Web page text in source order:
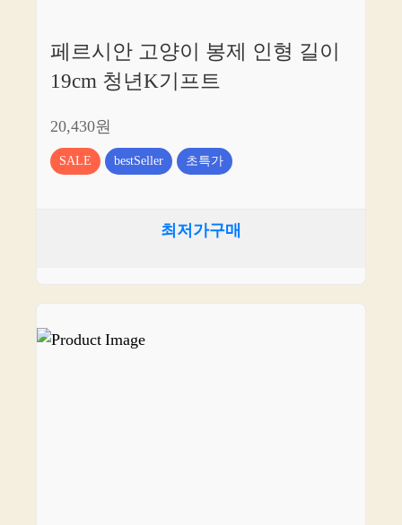
페르시안 고양이 봉제 인형 길이
19cm 청년K기프트
20,430원
SALE bestSeller 초특가
최저가구매